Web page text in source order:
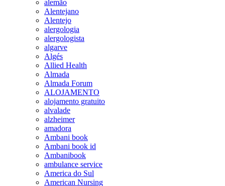
alemão
Alentejano
Alentejo
alergologia
alergologista
algarve
Algés
Allied Health
Almada
Almada Forum
ALOJAMENTO
alojamento gratuito
alvalade
alzheimer
amadora
Ambani book
Ambani book id
Ambanibook
ambulance service
America do Sul
American Nursing